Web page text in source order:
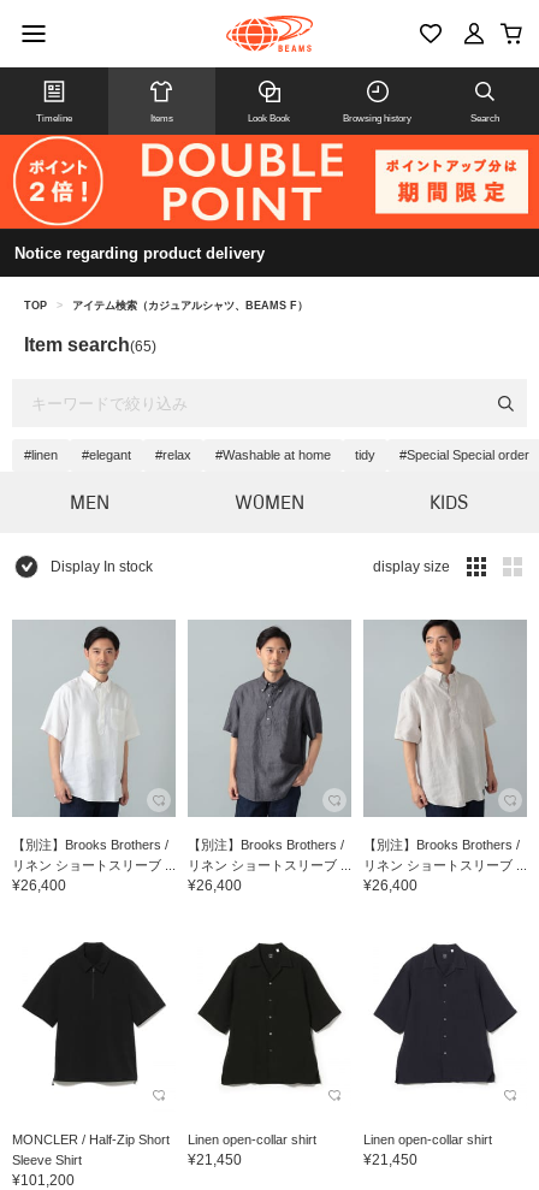
Timeline Items Look Book Browsing history Search
Notice regarding product delivery
TOP > アイテム検索（カジュアルシャツ、BEAMS F）
Item search(65)
#linen #elegant #relax #Washable at home tidy #Special Special order
MEN WOMEN KIDS
Display In stock display size
【別注】Brooks Brothers /
リネン ショートスリーブ ...
¥26,400
【別注】Brooks Brothers /
リネン ショートスリーブ ...
¥26,400
【別注】Brooks Brothers /
リネン ショートスリーブ ...
¥26,400
MONCLER / Half-Zip Short
Sleeve Shirt
¥101,200
Linen open-collar shirt
¥21,450
Linen open-collar shirt
¥21,450